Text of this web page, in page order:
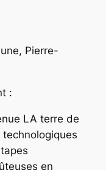
Pierre-
:
LA terre de
en